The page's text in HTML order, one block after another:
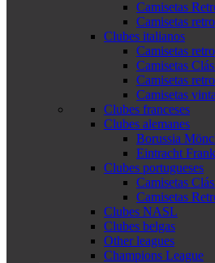
Camisetas
Camisetas
Clubes italianos
Camisetas
Camisetas
Camisetas
Camisetas
Clubes franceses
Clubes alemanes
Borussia
Eintracht
Clubes portugueses
Camisetas
Camisetas
Clubes NASL
Clubes belgas
Other leagues
Champions League